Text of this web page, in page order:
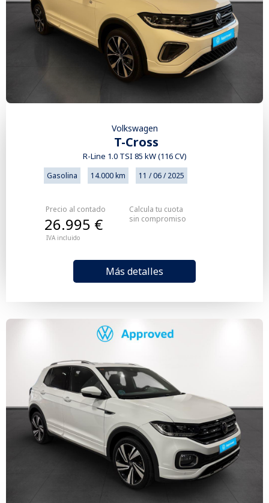
Volkswagen
T-Cross
R-Line 1.0 TSI 85 kW (116 CV)
Gasolina 14.000 km 11 / 06 / 2025
Precio al contado
IVA incluido
26.995 €
Más detalles
Calcula tu cuota
sin compromiso